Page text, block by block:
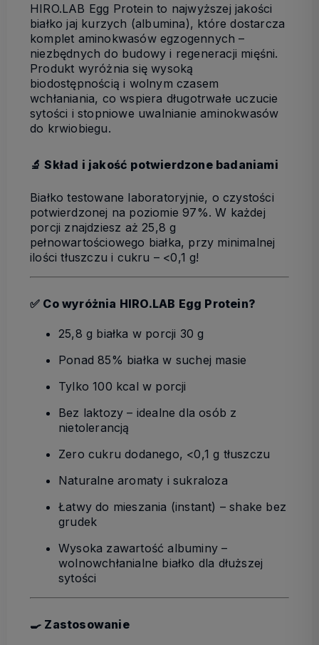
HIRO.LAB Egg Protein to najwyższej jakości
białko jaj kurzych (albumina), które dostarcza
komplet aminokwasów egzogennych –
niezbędnych do budowy i regeneracji mięśni.
Produkt wyróżnia się wysoką
biodostępnością i wolnym czasem
wchłaniania, co wspiera długotrwałe uczucie
sytości i stopniowe uwalnianie aminokwasów
do krwiobiegu.
🔬 Skład i jakość potwierdzone badaniami
Białko testowane laboratoryjnie, o czystości
potwierdzonej na poziomie 97%. W każdej
porcji znajdziesz aż 25,8 g
pełnowartościowego białka, przy minimalnej
ilości tłuszczu i cukru – <0,1 g!
✅ Co wyróżnia HIRO.LAB Egg Protein?
25,8 g białka w porcji 30 g
Ponad 85% białka w suchej masie
Tylko 100 kcal w porcji
Bez laktozy – idealne dla osób z
nietolerancją
Zero cukru dodanego, <0,1 g tłuszczu
Naturalne aromaty i sukraloza
Łatwy do mieszania (instant) – shake bez
grudek
Wysoka zawartość albuminy –
wolnowchłanialne białko dla dłuższej
sytości
🍳 Zastosowanie